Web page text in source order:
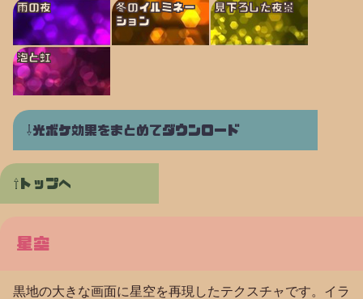
雨の夜
冬のイルミネー
ション
見下ろした夜景
泡と虹
光ボケ効果をまとめてダウンロード
トップへ
星空
黒地の大きな画面に星空を再現したテクスチャです。イラ